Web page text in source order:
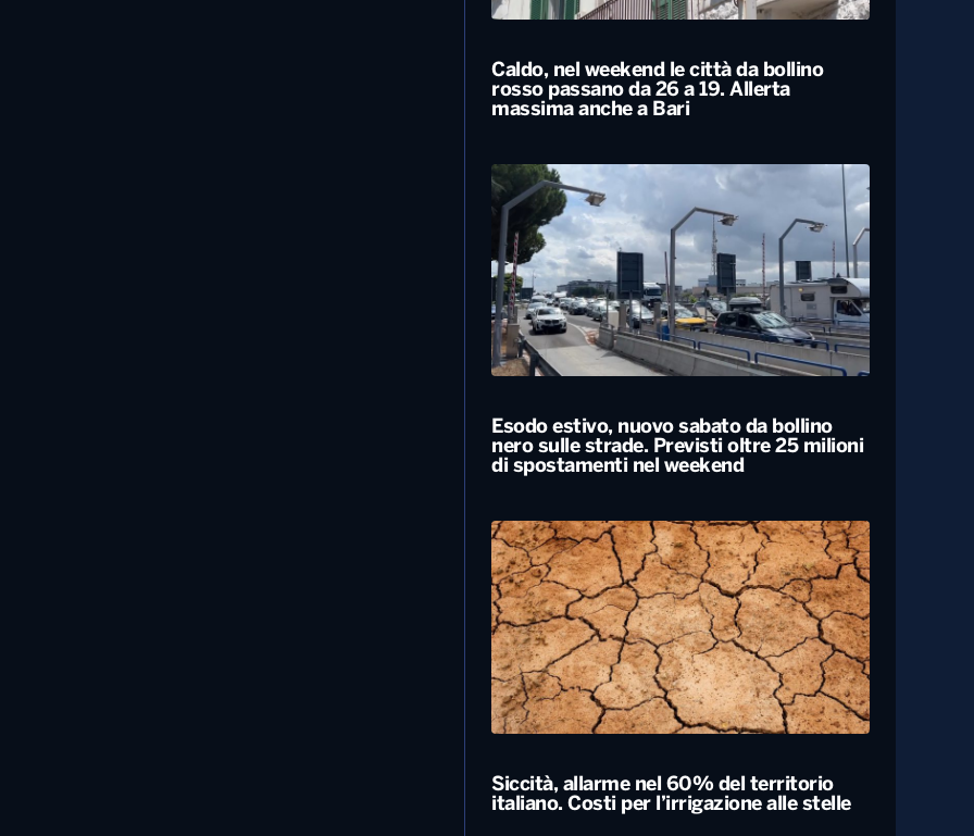
Codice della Strada, allo studio nuove
Caldo, nel weekend le città da bollino
Esodo estivo, nuovo sabato da bollino